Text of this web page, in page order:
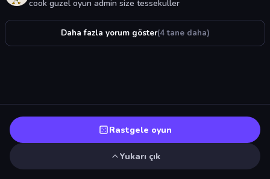
cook guzel oyun admin size tessekuller
Daha fazla yorum göster(4 tane daha)
Rastgele oyun
Yukarı çık